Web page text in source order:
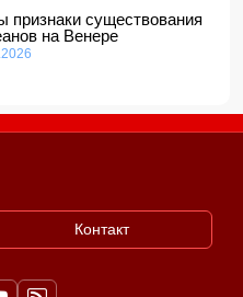
признаки существования
на Венере
Контакт